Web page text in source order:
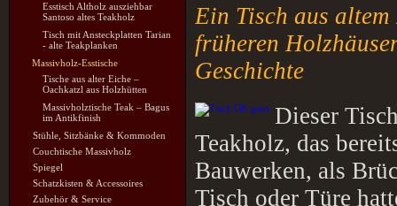
Esstisch Altholz ausziehbar
Santoso altes Teakholz
Tisch mit Ansteckplatten Tarian
- alte Teakplanken
Massivholz-Esstische
Tische aus alter Eiche –
Oachkatzl aus Holzhütten
Massivholztische Teak – Bagus
im Antikfinish
Stühle, Sitzbänke & Kommoden
Couchtische Massivholz
Spiegel
Schatzkisten & Accessoires
Zubehör & Service
Ein Tisch aus
früheren
Geschichte
Dieser
Teakholz, das
Bauwerken, als
Tisch oder Türe